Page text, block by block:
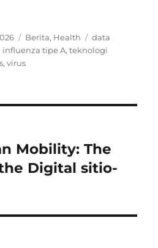
Categories
Berita, Health Tags
data
influenza tipe A,teknologi
,virus
Mobility: The
Digital sitio-